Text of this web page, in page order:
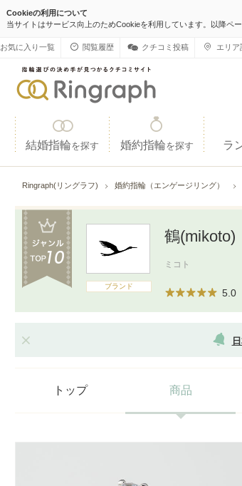
Cookieの利用について
当サイトはサービス向上のためCookieを利用しています。以降ペ
お気に入り一覧 閲覧履歴 クチコミ投稿 エリア
結婚指輪を探す 婚約指輪を探す ラ
Ringraph(リングラフ) 婚約指輪（エンゲージリング）
ブランド
鶴(mikoto)
ミコト
5.0
トップ 商品